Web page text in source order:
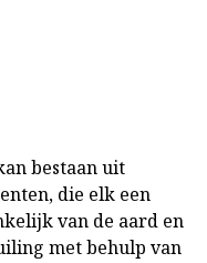
bestaan uit
die elk een
van de aard en
met behulp van